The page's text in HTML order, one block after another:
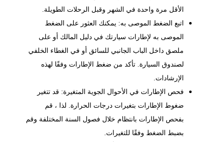
الأقل مرة واحدة في الشهر وقبل الرحلات الطويلة.
اتبع الضغط الموصى به: يمكنك العثور على الضغط
الموصى به لإطارات سيارتك في دليل المالك أو على
ملصق داخل الباب الجانبي للسائق أو في الغطاء الخلفي
لصندوق السيارة. تأكد من ضغط الإطارات وفقًا لهذه
الإرشادات.
فحص الإطارات في الأحوال الجوية المتغيرة: قد تتغير
ضغوط الإطارات بتغيرات درجات الحرارة. لذا ، قم
بفحص الإطارات بانتظام خلال فصول السنة المختلفة وقم
بضبط الضغط وفقًا للتغيرات.